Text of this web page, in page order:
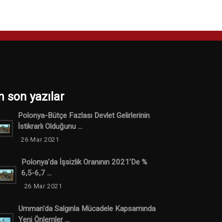
son yazılar
Polonya-Bütçe Fazlası Devlet Gelirlerinin
İstikrarlı Olduğunu ...
26 Mar 2021
Polonya'da İşsizlik Oranının 2021'de %
6,5-6,7 ...
26 Mar 2021
Umman'da Salgınla Mücadele Kapsamında
Yeni Önlemler ...